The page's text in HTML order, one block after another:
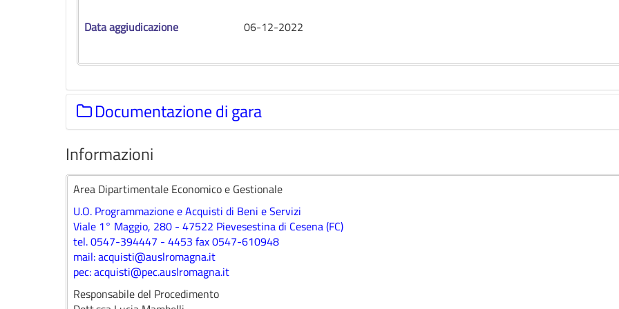
Data aggiudicazione
06-12-2022
Documentazione di gara
Documentazione di gara
Documenti di gara.
Informazioni
Area Dipartimentale Economico e Gestionale
U.O. Programmazione e Acquisti di Beni e Servizi
Viale 1° Maggio, 280 - 47522 Pievesestina di Cesena (FC)
tel. 0547-394447 - 4453 fax 0547-610948
mail:acquisti@auslromagna.it
pec:acquisti@pec.auslromagna.it
Responsabile del Procedimento